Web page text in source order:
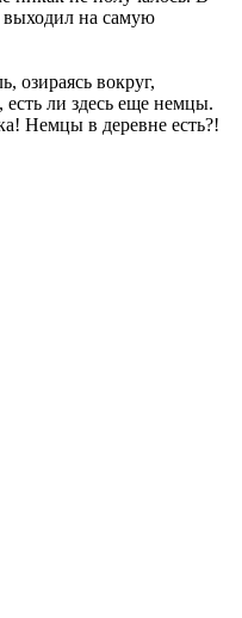
выходил на самую
озираясь вокруг,
есть ли здесь еще немцы.
Немцы в деревне есть?!